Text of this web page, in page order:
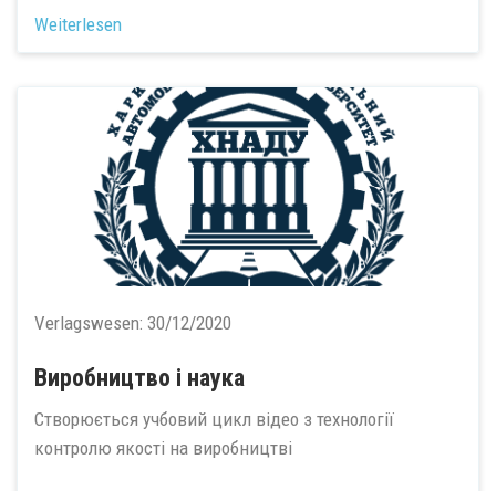
Weiterlesen
Verlagswesen: 30/12/2020
Виробництво і наука
Створюється учбовий цикл відео з технології
контролю якості на виробництві